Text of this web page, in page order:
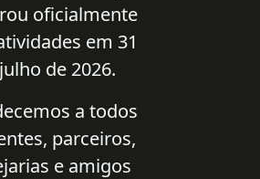
oficialmente
em 31
de 2026.
a todos
parceiros,
e amigos